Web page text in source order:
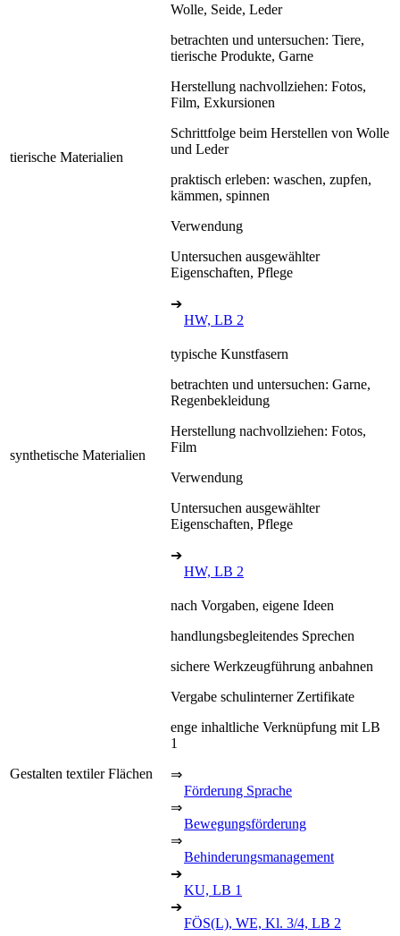
tierische Materialien
Wolle, Seide, Leder
betrachten und untersuchen: Tiere,
tierische Produkte, Garne
Herstellung nachvollziehen: Fotos,
Film, Exkursionen
Schrittfolge beim Herstellen von Wolle
und Leder
praktisch erleben: waschen, zupfen,
kämmen, spinnen
Verwendung
Untersuchen ausgewählter
Eigenschaften, Pflege
➔
HW, LB 2
synthetische Materialien
typische Kunstfasern
betrachten und untersuchen: Garne,
Regenbekleidung
Herstellung nachvollziehen: Fotos,
Film
Verwendung
Untersuchen ausgewählter
Eigenschaften, Pflege
➔
HW, LB 2
Gestalten textiler Flächen
nach Vorgaben, eigene Ideen
handlungsbegleitendes Sprechen
sichere Werkzeugführung anbahnen
Vergabe schulinterner Zertifikate
enge inhaltliche Verknüpfung mit LB
1
⇒
Förderung Sprache
⇒
Bewegungsförderung
⇒
Behinderungsmanagement
➔
KU, LB 1
➔
FÖS(L), WE, Kl. 3/4, LB 2